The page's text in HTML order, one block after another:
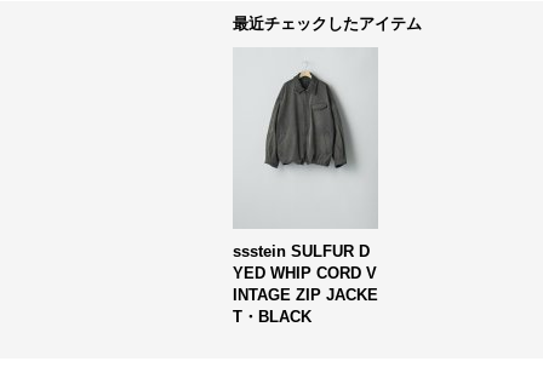
最近チェックしたアイテム
ssstein SULFUR D
YED WHIP CORD V
INTAGE ZIP JACKE
T・BLACK